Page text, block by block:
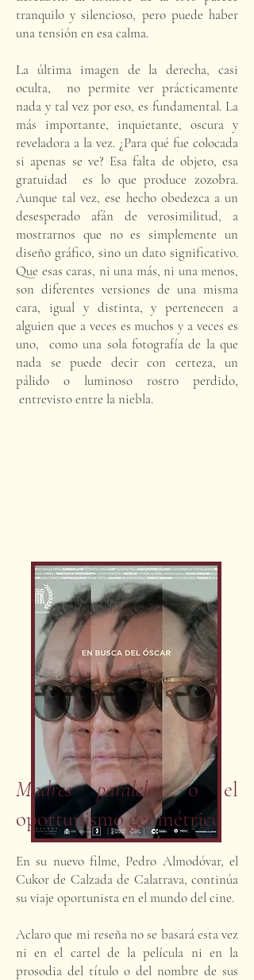
tranquilo y silencioso, pero puede haber
una tensión en esa calma.
La última imagen de la derecha, casi
oculta, no permite ver prácticamente
nada y tal vez por eso, es fundamental. La
más importante, inquietante, oscura y
reveladora a la vez. ¿Para qué fue colocada
si apenas se ve? Esa falta de objeto, esa
gratuidad es lo que produce zozobra.
Aunque tal vez, ese hecho obedezca a un
desesperado afán de verosimilitud, a
mostrarnos que no es simplemente un
diseño gráfico, sino un dato significativo.
Que esas caras, ni una más, ni una menos,
son diferentes versiones de una misma
cara, igual y distinta, y pertenecen a
alguien que a veces es muchos y a veces es
uno, como una sola fotografía de la que
nada se puede decir con certeza, un
pálido o luminoso rostro perdido,
entrevisto entre la niebla.
Madres paralelaso el
oportunismo geométrico
En su nuevo filme, Pedro Almodóvar, el
Cukor de Calzada de Calatrava, continúa
su viaje oportunista en el mundo del cine.
Aclaro que mi reseña no se basará esta vez
ni en el cartel de la película ni en la
prosodia del título o del nombre de sus